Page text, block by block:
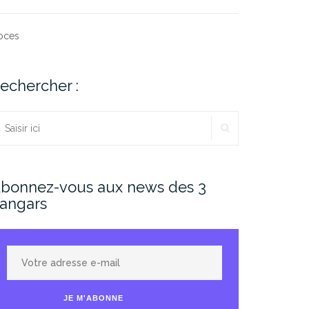
:
:
vous aux news des 3
adresse
JE M'ABONNE